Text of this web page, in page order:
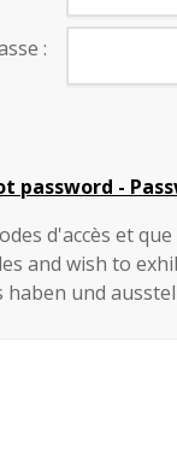
:
password -
d'accès et
and wish to
haben und